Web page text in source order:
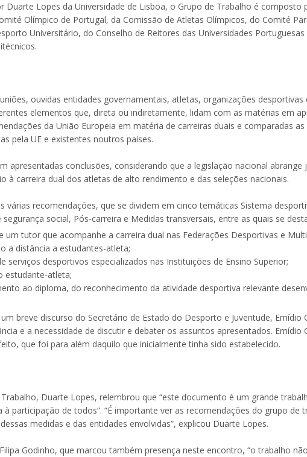
Lopes da Universidade de Lisboa, o Grupo de Trabalho é composto
Olímpico de Portugal, da Comissão de Atletas Olímpicos, do Comité
Universitário, do Conselho de Reitores das Universidades
ouvidas entidades governamentais, atletas, organizações desportivas
elementos que, direta ou indiretamente, lidam com as matérias em
da União Europeia em matéria de carreiras duais e comparadas
pela UE e existentes noutros países.
apresentadas conclusões, considerando que a legislação nacional abrange
à carreira dual dos atletas de alto rendimento e das seleções nacionais.
várias recomendações, que se dividem em cinco temáticas Sistema
social, Pós-carreira e Medidas transversais, entre as quais se
um tutor que acompanhe a carreira dual nas Federações Desportivas e
a distância a estudantes-atleta;
serviços desportivos especializados nas Instituições de Ensino Superior;
estudante-atleta;
ao diploma, do reconhecimento da atividade desportiva relevante
breve discurso do Secretário de Estado do Desporto e Juventude, Emídio
e a necessidade de discutir e debater os assuntos apresentados.
que foi para além daquilo que inicialmente tinha sido estabelecido.
Duarte Lopes, relembrou que “este documento é um grande
participação de todos”. “É importante ver as recomendações do grupo de
medidas e das entidades envolvidas”, explicou Duarte Lopes.
Godinho, que marcou também presença neste encontro, “o trabalho